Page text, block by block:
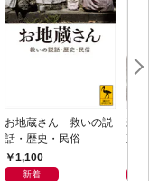
お地蔵さん 救いの説
話・歴史・民俗
1,100
新着
親
直